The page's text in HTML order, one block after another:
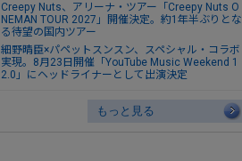
Creepy Nuts、アリーナ・ツアー「Creepy Nuts O
NEMAN TOUR 2027」開催決定。約1年半ぶりとな
る待望の国内ツアー
細野晴臣×パペットスンスン、スペシャル・コラボ
実現。8月23日開催「YouTube Music Weekend 1
2.0」にヘッドライナーとして出演決定
もっと見る